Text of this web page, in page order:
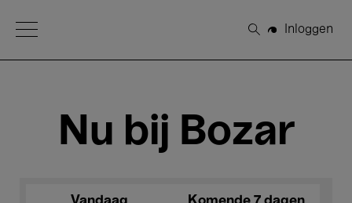
Open Menu
Zoeken
Inloggen
Nu bij Bozar